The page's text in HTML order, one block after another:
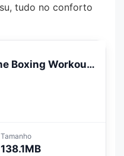
tudo no conforto
FightCamp Home Boxing Workouts
Tamanho
138.1MB